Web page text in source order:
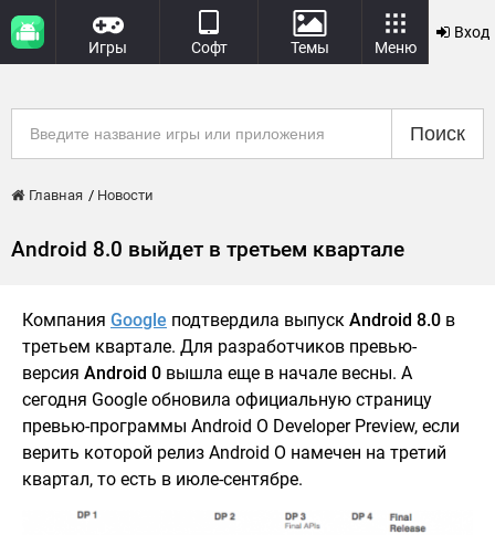
Игры Софт Темы Меню
Вход
Поиск
Главная Новости
Android 8.0 выйдет в третьем квартале
Компания Google подтвердила выпуск Android 8.0 в
третьем квартале. Для разработчиков превью-
версия Android 0 вышла еще в начале весны. А
сегодня Google обновила официальную страницу
превью-программы Android O Developer Preview, если
верить которой релиз Android O намечен на третий
квартал, то есть в июле-сентябре.